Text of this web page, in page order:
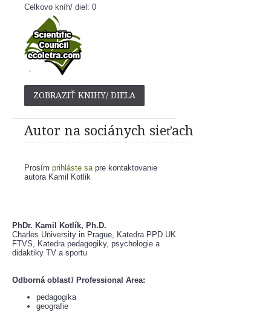
Celkovo kníh/ diel: 0
ZOBRAZIŤ KNIHY/ DIELA
Autor na sociánych sieťach
Prosím prihláste sapre kontaktovanie
autora Kamil Kotlik
PhDr. Kamil Kotlík, Ph.D.
Charles University in Prague, Katedra PPD UK
FTVS, Katedra pedagogiky, psychologie a
didaktiky TV a sportu
Odborná oblasť/ Professional Area:
pedagogika
geografie